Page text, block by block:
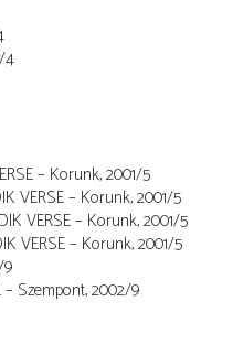
4
– Korunk, 2001/5
VERSE – Korunk, 2001/5
VERSE – Korunk, 2001/5
VERSE – Korunk, 2001/5
– Szempont, 2002/9